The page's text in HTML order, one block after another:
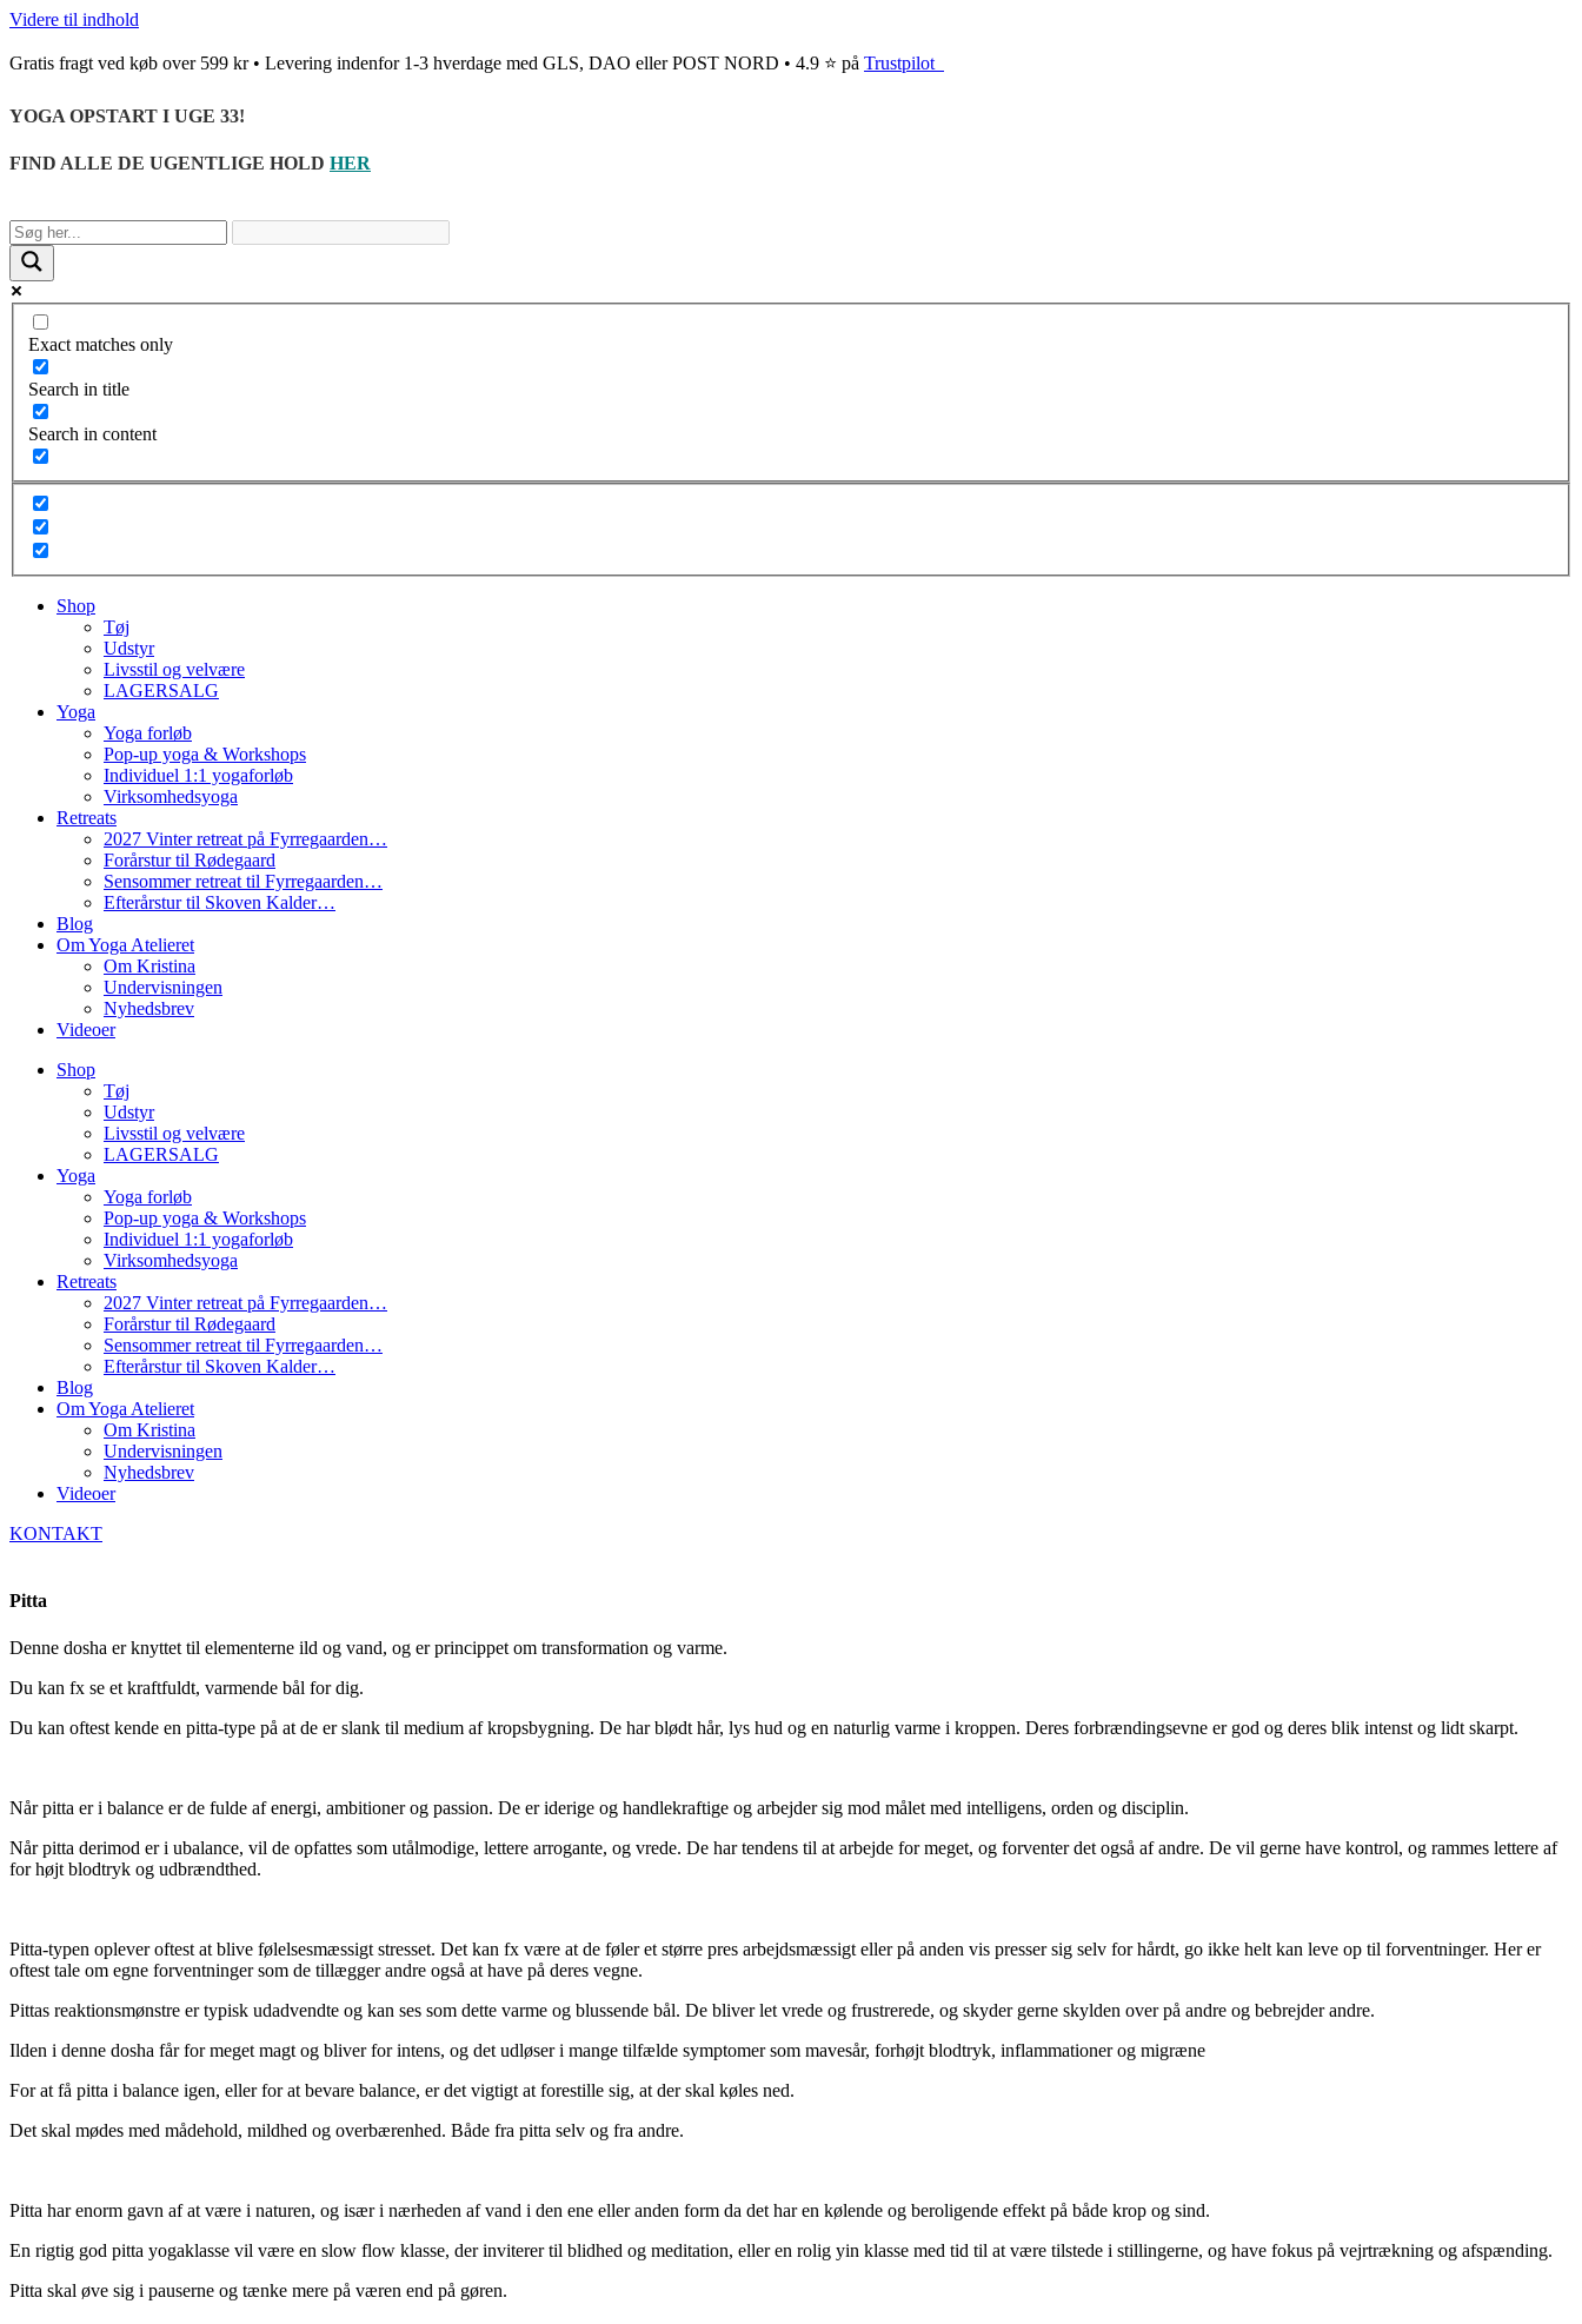
Videre til indhold
Gratis fragt ved køb over 599 kr • Levering indenfor 1-3 hverdage med GLS, DAO eller POST NORD • 4.9 ⭐ på Trustpilot
YOGA OPSTART I UGE 33!
FIND ALLE DE UGENTLIGE HOLD HER
Exact matches only
Search in title
Search in content
Shop
Tøj
Udstyr
Livsstil og velvære
LAGERSALG
Yoga
Yoga forløb
Pop-up yoga & Workshops
Individuel 1:1 yogaforløb
Virksomhedsyoga
Retreats
2027 Vinter retreat på Fyrregaarden…
Forårstur til Rødegaard
Sensommer retreat til Fyrregaarden…
Efterårstur til Skoven Kalder…
Blog
Om Yoga Atelieret
Om Kristina
Undervisningen
Nyhedsbrev
Videoer
Shop
Tøj
Udstyr
Livsstil og velvære
LAGERSALG
Yoga
Yoga forløb
Pop-up yoga & Workshops
Individuel 1:1 yogaforløb
Virksomhedsyoga
Retreats
2027 Vinter retreat på Fyrregaarden…
Forårstur til Rødegaard
Sensommer retreat til Fyrregaarden…
Efterårstur til Skoven Kalder…
Blog
Om Yoga Atelieret
Om Kristina
Undervisningen
Nyhedsbrev
Videoer
KONTAKT
Pitta
Denne dosha er knyttet til elementerne ild og vand, og er princippet om transformation og varme.
Du kan fx se et kraftfuldt, varmende bål for dig.
Du kan oftest kende en pitta-type på at de er slank til medium af kropsbygning. De har blødt hår, lys hud og en naturlig varme i kroppen. Deres forbrændingsevne er god og deres blik intenst og lidt skarpt.
Når pitta er i balance er de fulde af energi, ambitioner og passion. De er iderige og handlekraftige og arbejder sig mod målet med intelligens, orden og disciplin.
Når pitta derimod er i ubalance, vil de opfattes som utålmodige, lettere arrogante, og vrede. De har tendens til at arbejde for meget, og forventer det også af andre. De vil gerne have kontrol, og rammes lettere af
for højt blodtryk og udbrændthed.
Pitta-typen oplever oftest at blive følelsesmæssigt stresset. Det kan fx være at de føler et større pres arbejdsmæssigt eller på anden vis presser sig selv for hårdt, go ikke helt kan leve op til forventninger. Her er
oftest tale om egne forventninger som de tillægger andre også at have på deres vegne.
Pittas reaktionsmønstre er typisk udadvendte og kan ses som dette varme og blussende bål. De bliver let vrede og frustrerede, og skyder gerne skylden over på andre og bebrejder andre.
Ilden i denne dosha får for meget magt og bliver for intens, og det udløser i mange tilfælde symptomer som mavesår, forhøjt blodtryk, inflammationer og migræne
For at få pitta i balance igen, eller for at bevare balance, er det vigtigt at forestille sig, at der skal køles ned.
Det skal mødes med mådehold, mildhed og overbærenhed. Både fra pitta selv og fra andre.
Pitta har enorm gavn af at være i naturen, og især i nærheden af vand i den ene eller anden form da det har en kølende og beroligende effekt på både krop og sind.
En rigtig god pitta yogaklasse vil være en slow flow klasse, der inviterer til blidhed og meditation, eller en rolig yin klasse med tid til at være tilstede i stillingerne, og have fokus på vejrtrækning og afspænding.
Pitta skal øve sig i pauserne og tænke mere på væren end på gøren.